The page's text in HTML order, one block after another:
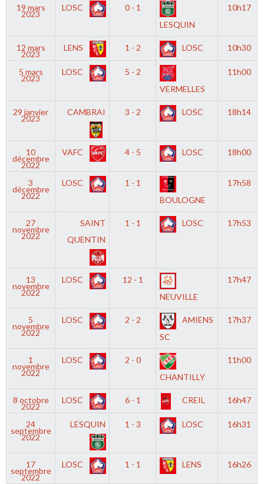
19 mars
2023
LOSC
0 - 1
LESQUIN
10h17
12 mars
2023
LENS 1 - 2 LOSC 10h30
5 mars
2023
LOSC
5 - 2
VERMELLES
11h00
29 janvier
2023
CAMBRAI 3 - 2 LOSC 18h14
10
décembre
2022
VAFC 4 - 5 LOSC 18h00
3
décembre
2022
LOSC
1 - 1
BOULOGNE
17h58
27
novembre
2022
SAINT
QUENTIN
1 - 1 LOSC 17h53
13
novembre
2022
LOSC
12 - 1
NEUVILLE
17h47
5
novembre
2022
LOSC 2 - 2
AMIENS
SC
17h37
1
novembre
2022
LOSC
2 - 0
CHANTILLY
11h00
8 octobre
2022
LOSC 6 - 1 CREIL 16h47
24
septembre
2022
LESQUIN 1 - 3 LOSC 16h31
17
septembre
2022
LOSC 1 - 1 LENS 16h26